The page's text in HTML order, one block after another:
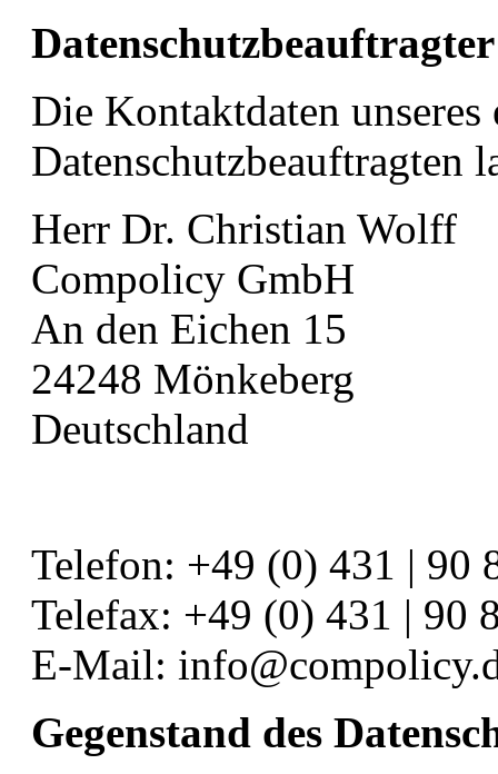
Datenschutzbeauftragter
Die Kontaktdaten unseres
Datenschutzbeauftragten
Herr Dr. Christian Wolff
Compolicy GmbH
An den Eichen 15
24248 Mönkeberg
Deutschland
Telefon: +49 (0) 431 | 90
Telefax: +49 (0) 431 | 90
E-Mail:
Gegenstand des